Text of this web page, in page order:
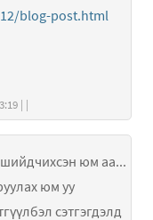
blog-post.html
хэзээ бичсэн: 2012-12-06 13:19 | |
шийдчихсэн юм аа...
юм уу
сэтгэгдэлд